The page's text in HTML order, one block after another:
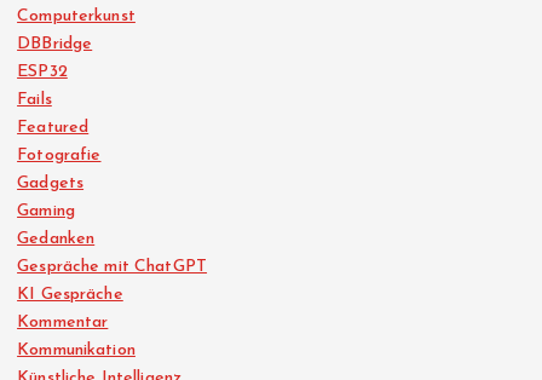
Computerkunst
DBBridge
ESP32
Fails
Featured
Fotografie
Gadgets
Gaming
Gedanken
Gespräche mit ChatGPT
KI Gespräche
Kommentar
Kommunikation